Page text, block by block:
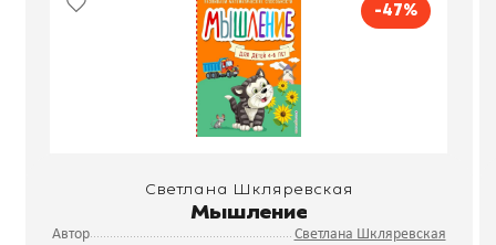
-47%
Светлана Шкляревская
Мышление
Автор
Светлана Шкляревская